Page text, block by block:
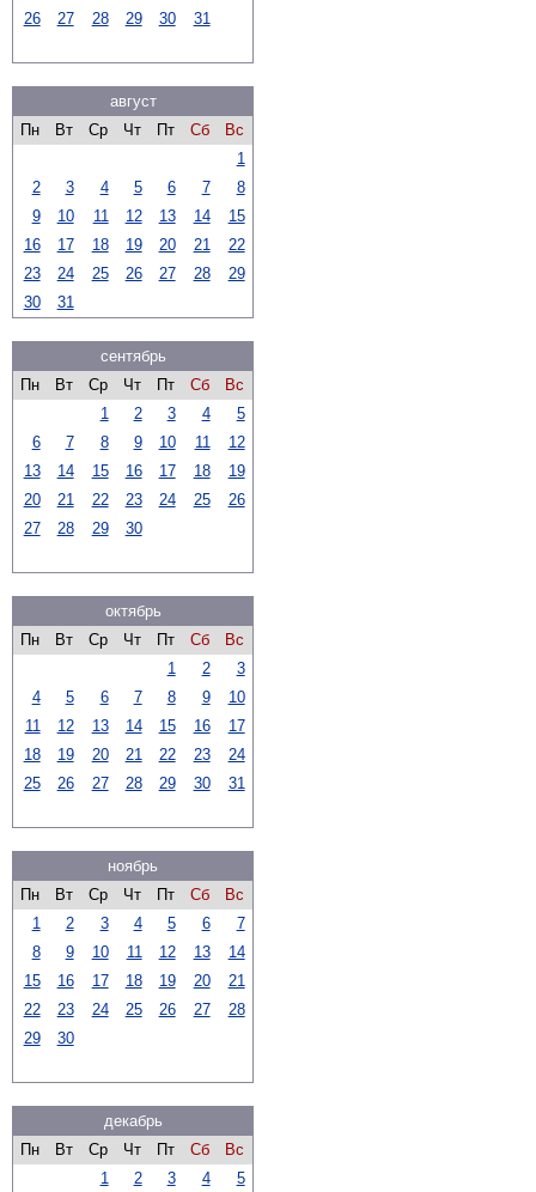
26
27 28 29 30 31
август
Пн
Вт Ср Чт Пт Сб
Вс
1
2
3 4 5 6 7
8
9
10 11 12 13 14
15
16
17 18 19 20 21
22
23
24 25 26 27 28
29
30
31
сентябрь
Пн
Вт Ср Чт Пт Сб
Вс
1
2 3 4
5
6
7 8 9 10 11
12
13
14 15 16 17 18
19
20
21 22 23 24 25
26
27
28 29 30
октябрь
Пн
Вт Ср Чт Пт Сб
Вс
1
2
3
4
5 6 7 8 9
10
11
12 13 14 15 16
17
18
19 20 21 22 23
24
25
26 27 28 29 30 31
ноябрь
Пн
Вт Ср Чт Пт Сб
Вс
1
2 3 4 5 6
7
8
9 10 11 12 13
14
15
16 17 18 19 20
21
22
23 24 25 26 27
28
29
30
декабрь
Пн
Вт Ср Чт Пт Сб
Вс
1
2 3 4
5